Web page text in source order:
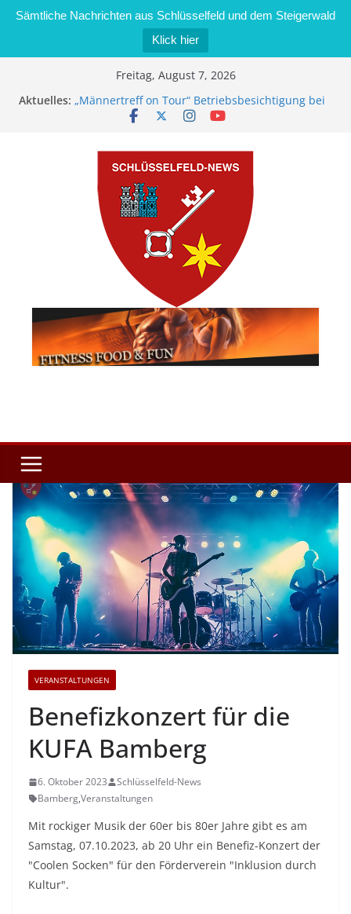
Sämtliche Nachrichten aus Schlüsselfeld und dem Steigerwald
Klick hier
Freitag, August 7, 2026
Aktuelles: „Männertreff on Tour“ Betriebsbesichtigung bei
der Schreinerei Zimmermann GmbH
Brand in Sägewerk in Bernroth schnell unter
Kontrolle
Stadt Schlüsselfeld bietet Online-Anmeldung für
Kindergartenplätze an
Dieseldiebstahl im Wert von 600 Euro
VERANSTALTUNGEN
Benefizkonzert für die
KUFA Bamberg
6. Oktober 2023
Schlüsselfeld-News
Bamberg,Veranstaltungen
Mit rockiger Musik der 60er bis 80er Jahre gibt es am
Samstag, 07.10.2023, ab 20 Uhr ein Benefiz-Konzert der
"Coolen Socken" für den Förderverein "Inklusion durch
Kultur".